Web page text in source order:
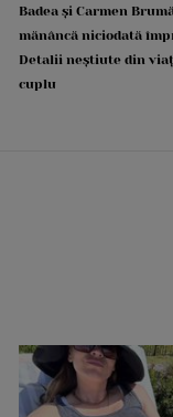
Badea și Carmen
mănâncă niciodată
Detalii neștiute din
cuplu